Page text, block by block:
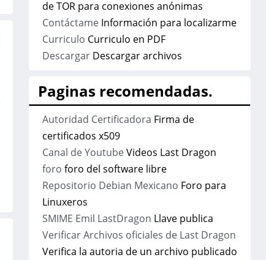
de TOR para conexiones anónimas
ContáctameInformación para localizarme
Curriculo Curriculo en PDF
DescargarDescargar archivos
Paginas recomendadas.
Autoridad Certificadora Firma de
certificados x509
Canal de YoutubeVideos Last Dragon
foro foro del software libre
Repositorio Debian Mexicano Foro para
Linuxeros
SMIME Emil LastDragon Llave publica
Verificar Archivos oficiales de Last Dragon
Verifica la autoria de un archivo publicado